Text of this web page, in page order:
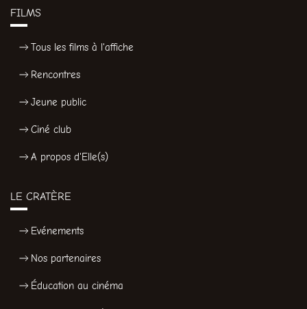
FILMS
Tous les films à l'affiche
Rencontres
Jeune public
Ciné club
A propos d'Elle(s)
LE CRATÈRE
Evénements
Nos partenaires
Éducation au cinéma